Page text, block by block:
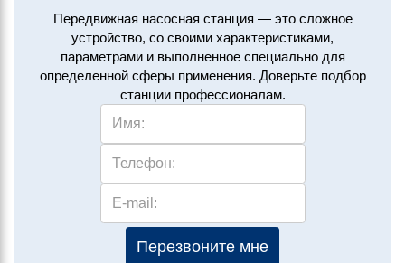
Передвижная насосная станция — это сложное
устройство, со своими характеристиками,
параметрами и выполненное специально для
определенной сферы применения. Доверьте подбор
станции профессионалам.
Имя:
Телефон:
E-mail:
Перезвоните мне